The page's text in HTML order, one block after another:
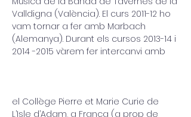
Valldigna (València). El curs 2011-12 ho
vam tornar a fer amb Marbach
(Alemanya). Durant els cursos 2013-14 i
2014 -2015 vàrem fer intercanvi amb
el Collège Pierre et Marie Curie de
L’Isle d’Adam, a França (a prop de